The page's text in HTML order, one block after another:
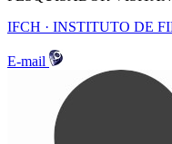
IFCH · INSTITUTO DE
E-mail